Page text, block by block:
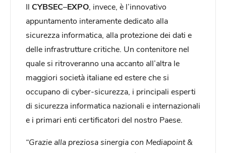
Il CYBSEC–EXPO , invece, è l’innovativo
appuntamento interamente dedicato alla
sicurezza informatica, alla protezione dei dati e
delle infrastrutture critiche. Un contenitore nel
quale si ritroveranno una accanto all’altra le
maggiori società italiane ed estere che si
occupano di cyber-sicurezza, i principali esperti
di sicurezza informatica nazionali e internazionali
e i primari enti certificatori del nostro Paese.
“Grazie alla preziosa sinergia con Mediapoint &